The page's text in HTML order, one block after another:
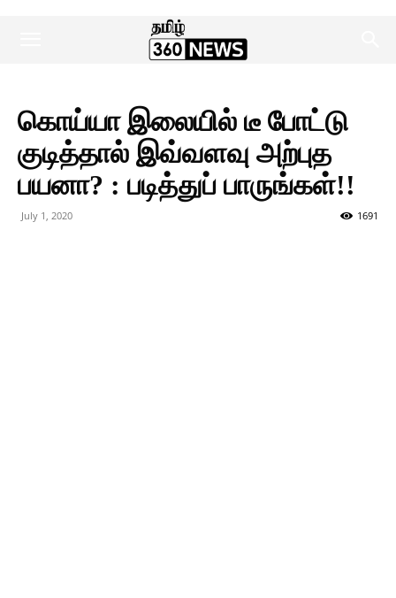
கொய்யா இலையில் டீ போட்டு
குடித்தால் இவ்வளவு அற்புத
பயனா? : படித்துப் பாருங்கள்!!
July 1, 2020 1691